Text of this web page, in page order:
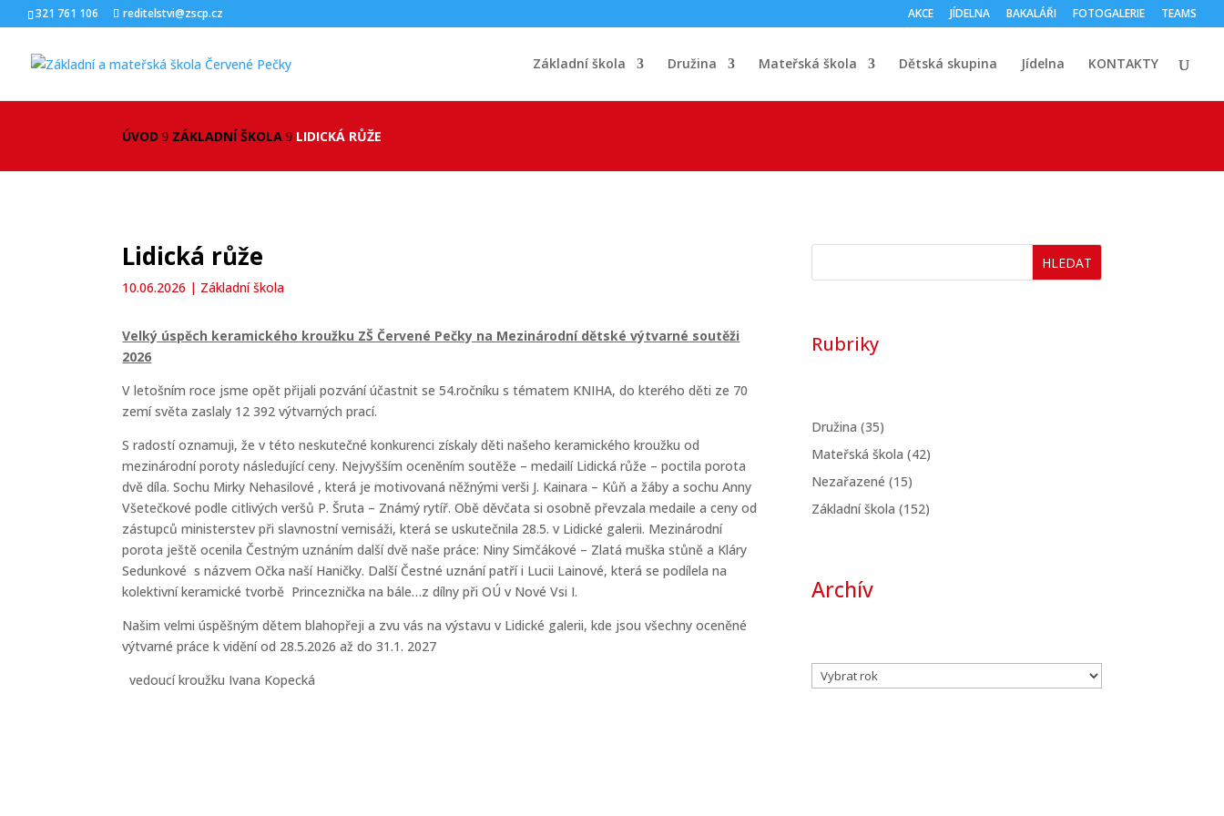
321 761 106 reditelstvi@zscp.cz AKCE JÍDELNA BAKALÁŘI FOTOGALERIE TEAMS
Základní škola Družina Mateřská škola Dětská skupina Jídelna KONTAKTY
ÚVOD 9 ZÁKLADNÍ ŠKOLA 9 LIDICKÁ RŮŽE
Lidická růže
10.06.2026 | Základní škola
Velký úspěch keramického kroužku ZŠ Červené Pečky na Mezinárodní dětské výtvarné soutěži
2026
V letošním roce jsme opět přijali pozvání účastnit se 54.ročníku s tématem KNIHA, do kterého děti ze 70
zemí světa zaslaly 12 392 výtvarných prací.
S radostí oznamuji, že v této neskutečné konkurenci získaly děti našeho keramického kroužku od
mezinárodní poroty následující ceny. Nejvyšším oceněním soutěže – medailí Lidická růže – poctila porota
dvě díla. Sochu Mirky Nehasilové , která je motivovaná něžnými verši J. Kainara – Kůň a žáby a sochu Anny
Všetečkové podle citlivých veršů P. Šruta – Známý rytíř. Obě děvčata si osobně převzala medaile a ceny od
zástupců ministerstev při slavnostní vernisáži, která se uskutečnila 28.5. v Lidické galerii. Mezinárodní
porota ještě ocenila Čestným uznáním další dvě naše práce: Niny Simčákové – Zlatá muška stůně a Kláry
Sedunkové s názvem Očka naší Haničky. Další Čestné uznání patří i Lucii Lainové, která se podílela na
kolektivní keramické tvorbě Princeznička na bále…z dílny při OÚ v Nové Vsi I.
Našim velmi úspěšným dětem blahopřeji a zvu vás na výstavu v Lidické galerii, kde jsou všechny oceněné
výtvarné práce k vidění od 28.5.2026 až do 31.1. 2027
vedoucí kroužku Ivana Kopecká
HLEDAT
Rubriky
Družina (35)
Mateřská škola (42)
Nezařazené (15)
Základní škola (152)
Archív
Archivy